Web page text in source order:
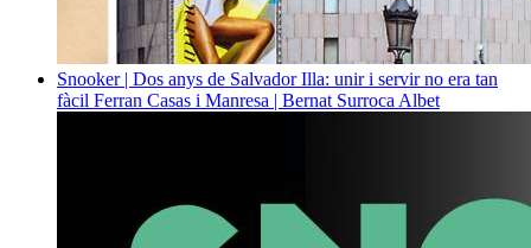
Snooker | Dos anys de Salvador Illa: unir i servir no era tan
fàcil Ferran Casas i Manresa | Bernat Surroca Albet